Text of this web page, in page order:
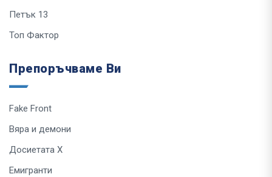
Петък 13
Топ Фактор
Препоръчваме Ви
Fake Front
Вяра и демони
Досиетата Х
Емигранти